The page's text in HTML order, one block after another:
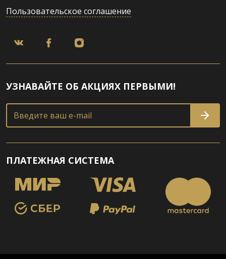
Пользовательское соглашение
УЗНАВАЙТЕ ОБ АКЦИЯХ ПЕРВЫМИ!
Введите ваш e-mail
ПЛАТЕЖНАЯ СИСТЕМА